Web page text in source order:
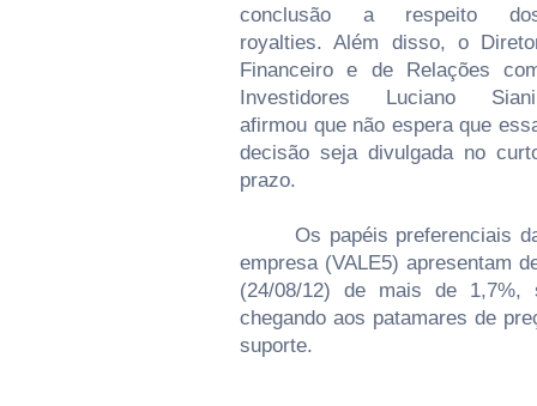
conclusão a respeito
royalties. Além disso, o
Financeiro e de Relações
Investidores Luciano
afirmou que não espera que
decisão seja divulgada no
prazo.
Os papéis preferenciais
empresa (VALE5) apresentam
(24/08/12) de mais de 1,7%,
chegando aos patamares de
suporte.